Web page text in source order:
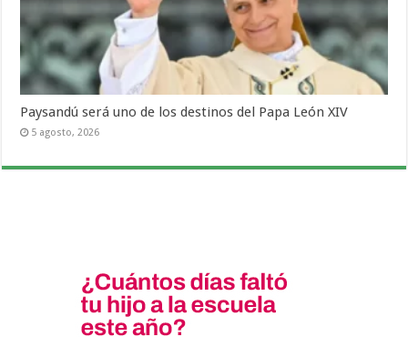
Paysandú será uno de los destinos del Papa León XIV
5 agosto, 2026